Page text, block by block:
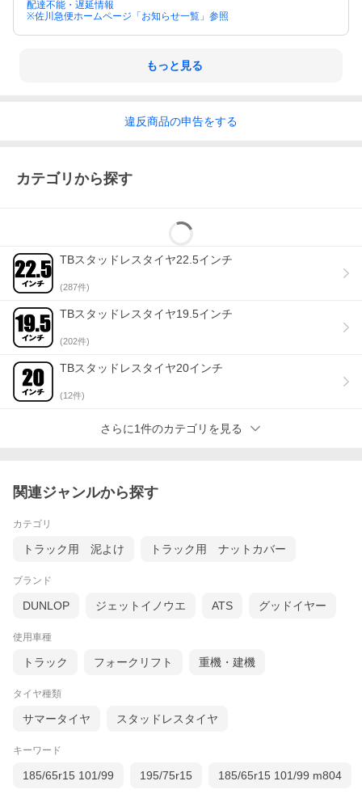
基本送料無料
※下記の地域の方は追加料金を頂戴しております。何卒ご理解の
ほどよろしくお願い致します。
前にお問い合わせください。
お支払方法により、インボイス番号入り領収書の発行方法が異な
ント全額払いをお選びいただいた場合
商品出荷後、注文履歴にて領収書発行を行うことができます。
をご参照ください。
■コンビニ決済をお選びいただいた場合
各コンビニエンスストアへ領収書の発行を依頼してください。
■銀行振込をお選びいただいた場合
をご利用ください。
※税務署で認められている会計法規上、正式な領収書となります
ので、商品に同梱される納品書と合わせて保管してください。
■商品代引をお選びいただいた場合
配送会社より発行される代引金額領収書をご利用ください。
※お届け先名が領収書の宛名となりますので、ご注意ください。
配達不能・遅延情報
※佐川急便ホームページ「お知らせ一覧」参照
もっと見る
違反商品の申告をする
カテゴリから探す
TBスタッドレスタイヤ22.5インチ
(287件)
TBスタッドレスタイヤ19.5インチ
(202件)
TBスタッドレスタイヤ20インチ
(12件)
さらに1件のカテゴリを見る
関連ジャンルから探す
カテゴリ
トラック用 泥よけ トラック用 ナットカバー
ブランド
DUNLOP ジェットイノウエ ATS グッドイヤー
使用車種
トラック フォークリフト 重機・建機
タイヤ種類
サマータイヤ スタッドレスタイヤ
キーワード
185/65r15 101/99 195/75r15 185/65r15 101/99 m804